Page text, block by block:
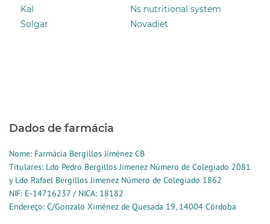
Kal
Ns nutritional system
Solgar
Novadiet
Dados de farmácia
Nome: Farmácia Bergillos Jiménez CB
Titulares: Ldo Pedro Bergillos Jimenez Número de Colegiado 2081
y Ldo Rafael Bergillos Jimenez Número de Colegiado 1862
NIF: E-14716237 / NICA: 18182
Endereço: C/Gonzalo Ximénez de Quesada 19, 14004 Córdoba